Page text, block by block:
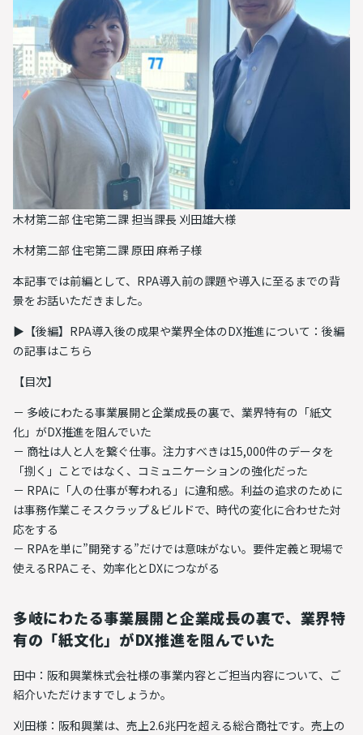
木材第二部 住宅第二課 担当課長 刈田雄大様
木材第二部 住宅第二課 原田 麻希子様
本記事では前編として、RPA導入前の課題や導入に至るまでの背
景をお話いただきました。
▶︎【後編】RPA導入後の成果や業界全体のDX推進について： 後編
の記事はこちら
【目次】
多岐にわたる事業展開と企業成長の裏で、業界特有の「紙文
化」がDX推進を阻んでいた
商社は人と人を繋ぐ仕事。注力すべきは15,000件のデータを
「捌く」ことではなく、コミュニケーションの強化だった
RPAに「人の仕事が奪われる」に違和感。利益の追求のために
は事務作業こそスクラップ＆ビルドで、時代の変化に合わせた対
応をする
RPAを単に”開発する”だけでは意味がない。要件定義と現場で
使えるRPAこそ、効率化とDXにつながる
多岐にわたる事業展開と企業成長の裏で、業界特
有の「紙文化」がDX推進を阻んでいた
田中：阪和興業株式会社様の事業内容とご担当内容について、ご
紹介いただけますでしょうか。
刈田様：阪和興業は、売上2.6兆円を超える総合商社です。売上の